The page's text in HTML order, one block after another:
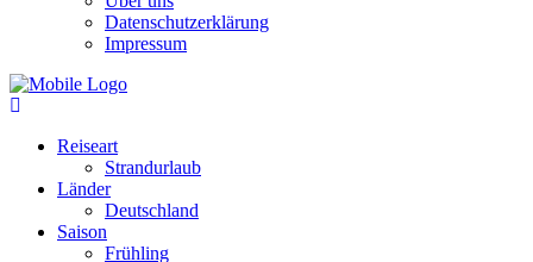
Datenschutzerklärung
Impressum
Reiseart
Strandurlaub
Länder
Deutschland
Saison
Frühling